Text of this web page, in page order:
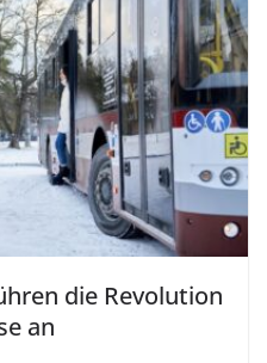
die Revolution
an